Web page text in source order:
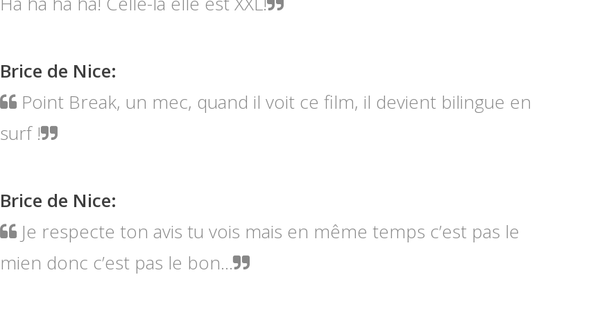
Brice de Nice:
Point Break, un mec, quand il voit ce film, il devient bilingue en
surf !
Brice de Nice:
Je respecte ton avis tu vois mais en même temps c’est pas le
mien donc c’est pas le bon...